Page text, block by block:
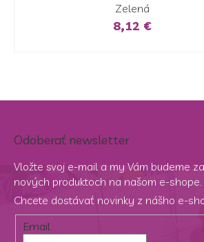
Zelená
8,12 €
Odoberať newsletter
Vložte svoj e-mail a my Vám budeme
nových produktoch na našom e-shope.
Chcete dostávať novinky z nášho e-
Email